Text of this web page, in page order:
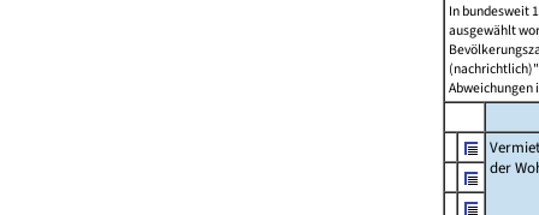
In bundesweit
ausgewählt
Abweichungen
der